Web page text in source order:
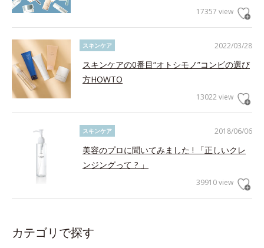
17357 view
2022/03/28
スキンケア
スキンケアの0番目“オトシモノ”コンビの選び
方HOWTO
13022 view
2018/06/06
スキンケア
美容のプロに聞いてみました ! 「正しいクレ
ンジングって ? 」
39910 view
カテゴリで探す